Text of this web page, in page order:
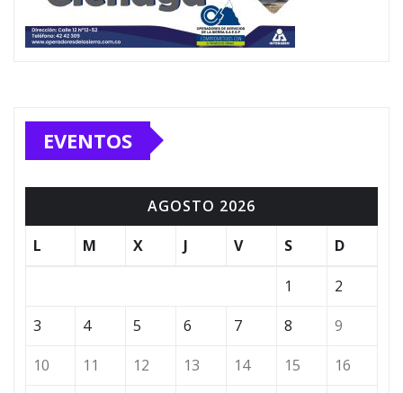
EVENTOS
AGOSTO 2026
L
M X J V S D
1
2
3
4 5 6 7 8
9
10
11 12 13 14 15
16